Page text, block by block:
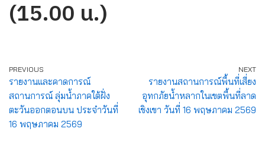
(15.00 น.)
PREVIOUS
รายงานและคาดการณ์
สถานการณ์ ลุ่มน้ำภาคใต้ฝั่ง
ตะวันออกตอนบน ประจำวันที่
16 พฤษภาคม 2569
NEXT
รายงานสถานการณ์พื้นที่เสี่ยง
อุทกภัยน้ำหลากในเขตพื้นที่ลาด
เชิงเขา วันที่ 16 พฤษภาคม 2569